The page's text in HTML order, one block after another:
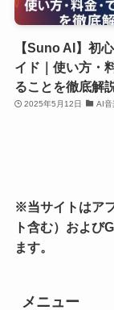
【Suno AI】初
イド｜使い方・
ることを徹底解
2025年5月12日 AI音
※当サイトはア
ト含む）および
ます。
メニュー